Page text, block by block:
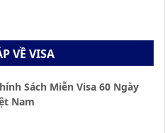
VỀ VISA
Sách Miễn Visa 60 Ngày
Nam